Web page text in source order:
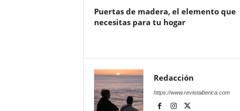
Puertas de madera, el elemento que
necesitas para tu hogar
Redacción
https://www.revistaiberica.com